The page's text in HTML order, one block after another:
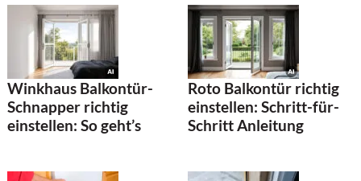
Winkhaus Balkontür-
Schnapper richtig
einstellen: So geht’s
Roto Balkontür richtig
einstellen: Schritt-für-
Schritt Anleitung